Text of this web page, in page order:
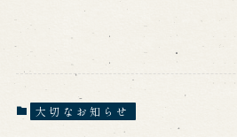
お問い合わせ
メール
お電話でお問い合わせ
大切なお知らせ